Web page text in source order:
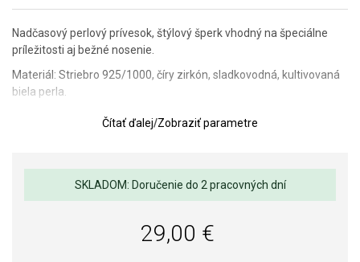
Nadčasový perlový prívesok, štýlový šperk vhodný na špeciálne
príležitosti aj bežné nosenie.
Materiál: Striebro 925/1000, číry zirkón, sladkovodná, kultivovaná
biela perla.
Šperky PEARLS sú osadené sladkovodnými kultivovanými perlami
Veľkosť prívesku: 10 x 21 mm, veľkosť perly 8 mm
Kvalita materiálov a spracovania je pre nás prvoradá. Povrchová
Čítať ďalej/Zobraziť parametre
SKLADOM: Doručenie do 2 pracovných dní
29,00 €